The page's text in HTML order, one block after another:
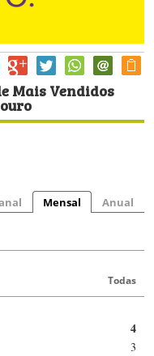
Mais Vendidos
Mensal Anual
Todas
4
3